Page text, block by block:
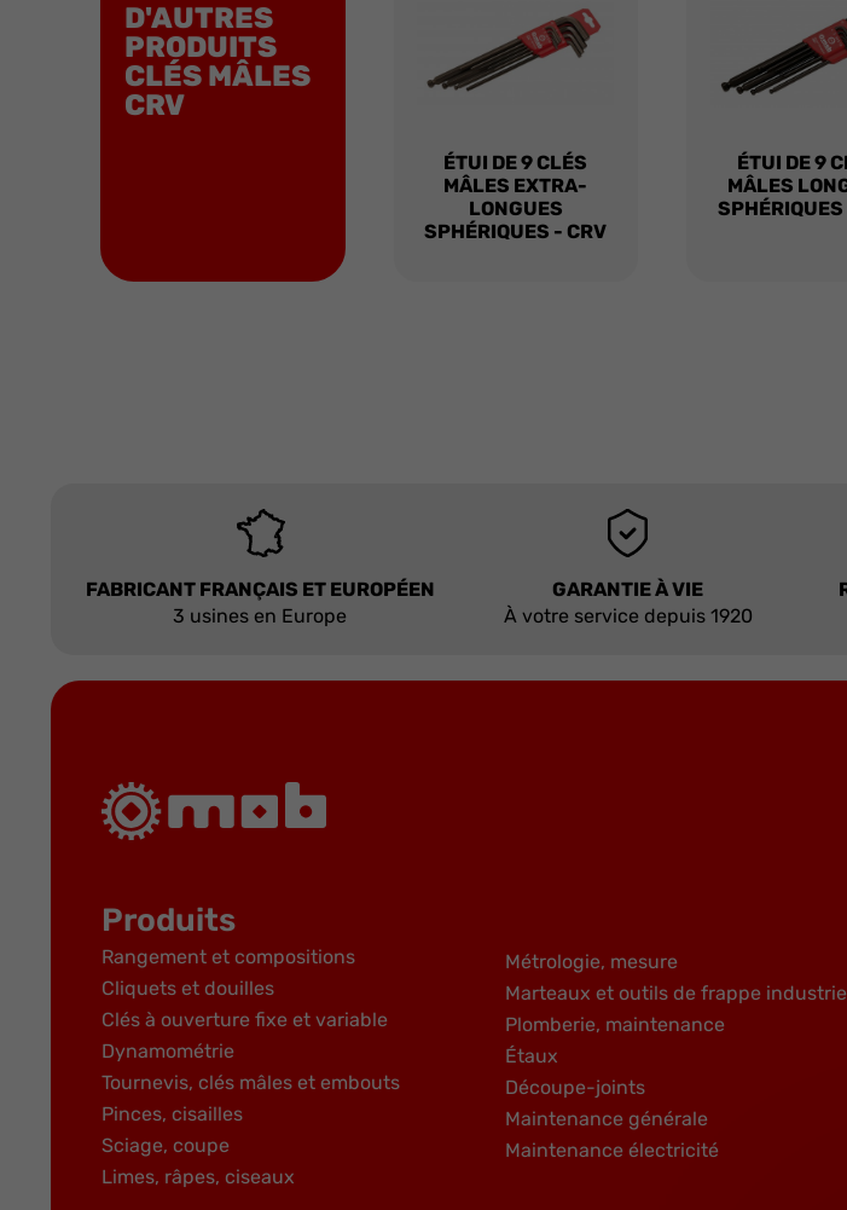
D'AUTRES
PRODUITS
CLÉS MÂLES
CRV
ÉTUI DE 9 CLÉS
MÂLES EXTRA-
LONGUES
SPHÉRIQUES - CRV
ÉTUI DE 9
MÂLES
FABRICANT FRANÇAIS ET EUROPÉEN
3 usines en Europe
GARANTIE À VIE
À votre service depuis 1920
Produits
Rangement et compositions
Cliquets et douilles
Clés à ouverture fixe et variable
Dynamométrie
Tournevis, clés mâles et embouts
Pinces, cisailles
Sciage, coupe
Limes, râpes, ciseaux
Métrologie, mesure
Marteaux et outils de frappe industrie
Plomberie, maintenance
Étaux
Découpe-joints
Maintenance générale
Maintenance électricité